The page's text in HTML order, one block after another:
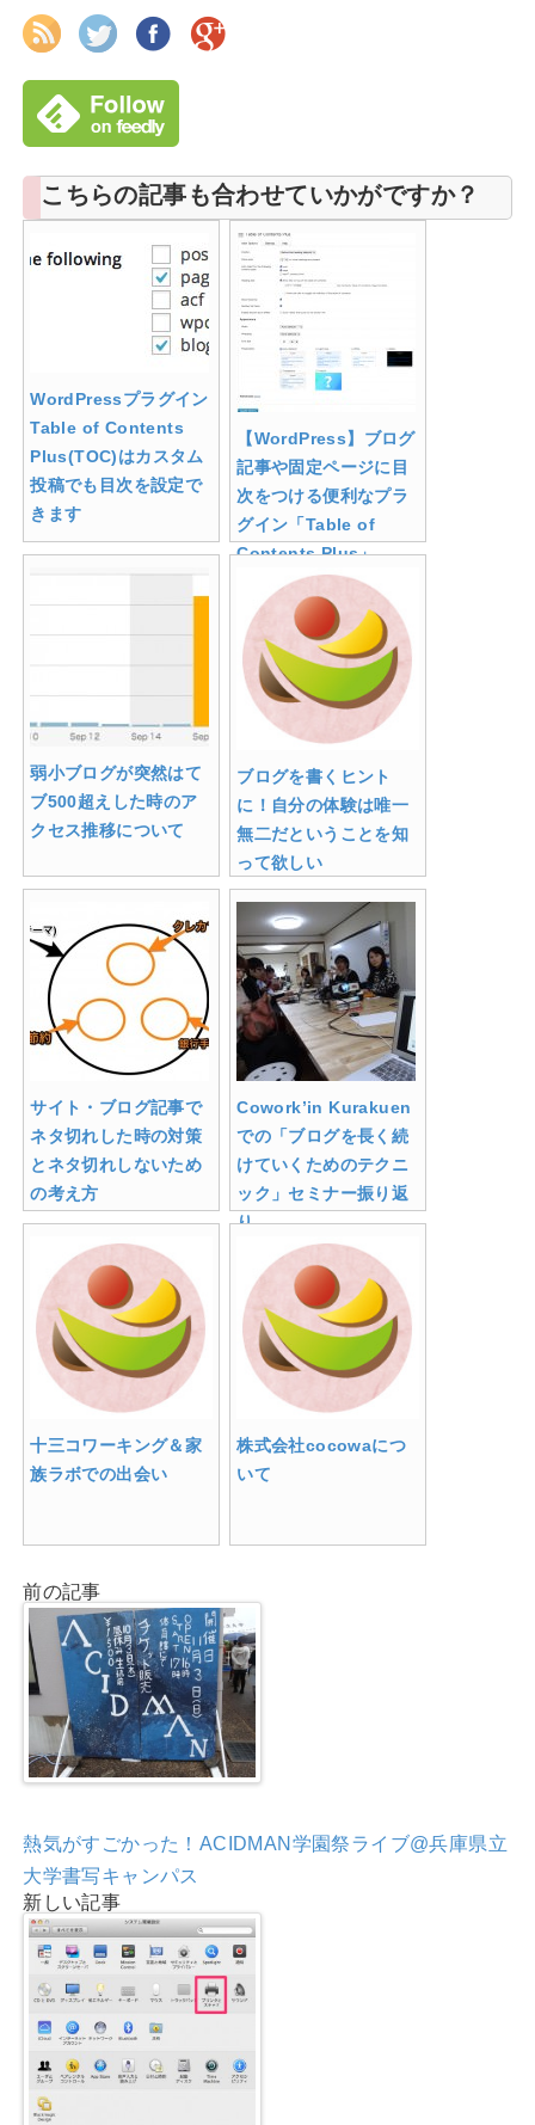
こちらの記事も合わせていかがですか？
WordPressプラグイン
Table of Contents
Plus(TOC)はカスタム
投稿でも目次を設定で
きます
【WordPress】ブログ
記事や固定ページに目
次をつける便利なプラ
グイン「Table of
Contents Plus」
弱小ブログが突然はて
ブ500超えした時のア
クセス推移について
ブログを書くヒント
に！自分の体験は唯一
無二だということを知
って欲しい
サイト・ブログ記事で
ネタ切れした時の対策
とネタ切れしないため
の考え方
Cowork’in Kurakuen
での「ブログを長く続
けていくためのテクニ
ック」セミナー振り返
り
十三コワーキング＆家
族ラボでの出会い
株式会社cocowaにつ
いて
前の記事
熱気がすごかった！ACIDMAN学園祭ライブ@兵庫県立
大学書写キャンパス
新しい記事